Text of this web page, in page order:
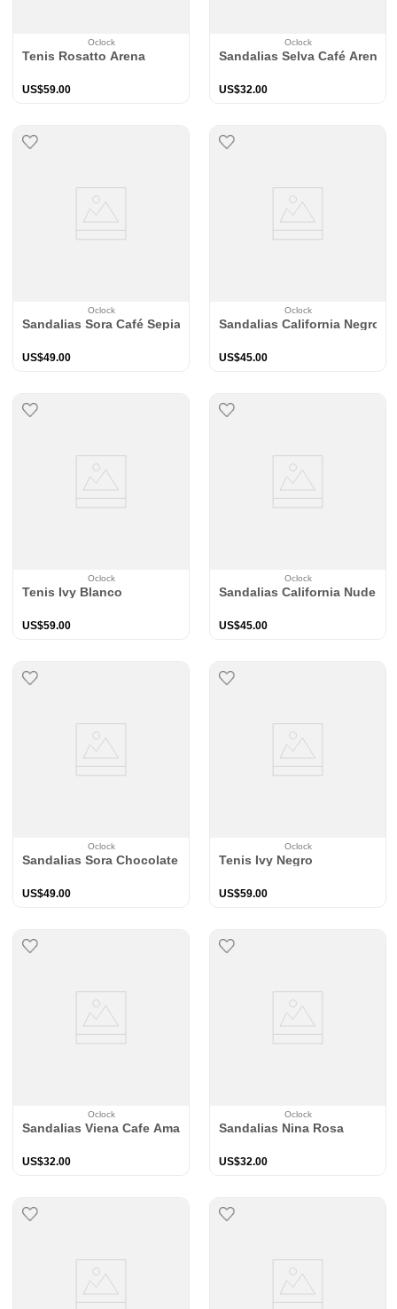
Oclock
Tenis Rosatto Arena
US$59.00
Oclock
Sandalias Selva Café Arena
US$32.00
Oclock
Sandalias Sora Café Sepia
US$49.00
Oclock
Sandalias California Negro
US$45.00
Oclock
Tenis Ivy Blanco
US$59.00
Oclock
Sandalias California Nude
US$45.00
Oclock
Sandalias Sora Chocolate
US$49.00
Oclock
Tenis Ivy Negro
US$59.00
Oclock
Sandalias Viena Cafe Amareto
US$32.00
Oclock
Sandalias Nina Rosa
US$32.00